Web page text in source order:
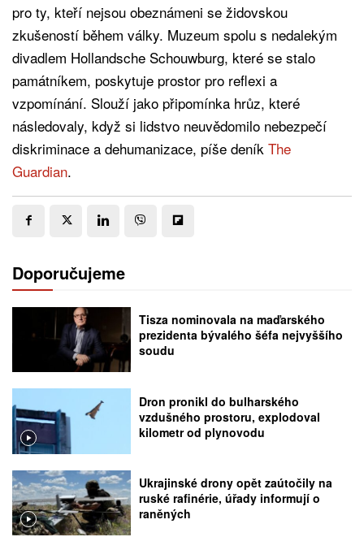
pro ty, kteří nejsou obeznámeni se židovskou
zkušeností během války. Muzeum spolu s nedalekým
divadlem Hollandsche Schouwburg, které se stalo
památníkem, poskytuje prostor pro reflexi a
vzpomínání. Slouží jako připomínka hrůz, které
následovaly, když si lidstvo neuvědomilo nebezpečí
diskriminace a dehumanizace, píše deník The
Guardian.
Doporučujeme
Tisza nominovala na maďarského
prezidenta bývalého šéfa nejvyššího
soudu
Dron pronikl do bulharského
vzdušného prostoru, explodoval
kilometr od plynovodu
Ukrajinské drony opět zaútočily na
ruské rafinérie, úřady informují o
raněných